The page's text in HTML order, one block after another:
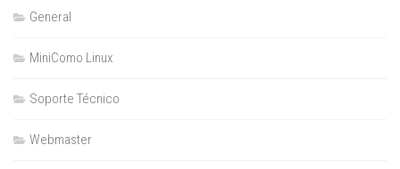
General
MiniComo Linux
Soporte Técnico
Webmaster